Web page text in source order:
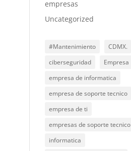
empresas
Uncategorized
#Mantenimiento
CDMX.
ciberseguridad
Empresa
empresa de informatica
empresa de soporte tecnico
empresa de ti
empresas de soporte tecnico
informatica